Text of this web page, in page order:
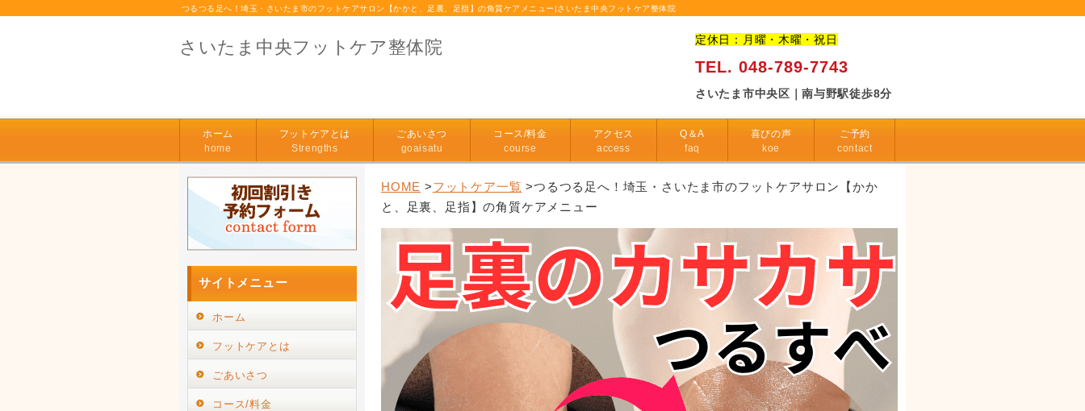
つるつる足へ！埼玉・さいたま市のフットケアサロン【かかと、足裏、足指】の角質ケアメニュー|さいたま中央フットケア整体院
さいたま中央フットケア整体院 定休日：月曜・木曜・祝日
TEL. 048-789-7743
さいたま市中央区｜南与野駅徒歩8分
ホーム
home
フットケアとは
Strengths
ごあいさつ
goaisatu
コース/料金
course
アクセス
access
Q＆A
faq
喜びの声
koe
ご予約
contact
HOME >フットケア一覧 >つるつる足へ！埼玉・さいたま市のフットケアサロン【かか
と、足裏、足指】の角質ケアメニュー
サイトメニュー
ホーム
フットケアとは
ごあいさつ
コース/料金